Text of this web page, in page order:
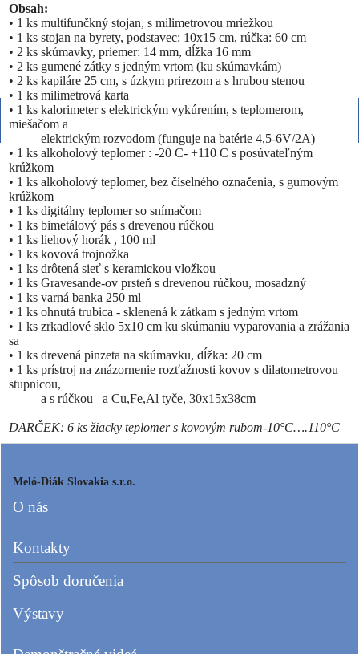
Obsah:
• 1 ks multifunčkný stojan, s milimetrovou mriežkou
• 1 ks stojan na byrety, podstavec: 10x15 cm, rúčka: 60 cm
• 2 ks skúmavky, priemer: 14 mm, dĺžka 16 mm
• 2 ks gumené zátky s jedným vrtom (ku skúmavkám)
• 2 ks kapiláre 25 cm, s úzkym prirezom a s hrubou stenou
• 1 ks milimetrová karta
• 1 ks kalorimeter s elektrickým vykúrením, s teplomerom,
miešačom a
elektrickým rozvodom (funguje na batérie 4,5-6V/2A)
• 1 ks alkoholový teplomer : -20 C- +110 C s posúvateľným
krúžkom
• 1 ks alkoholový teplomer, bez číselného označenia, s gumovým
krúžkom
• 1 ks digitálny teplomer so snímačom
• 1 ks bimetálový pás s drevenou rúčkou
• 1 ks liehový horák , 100 ml
• 1 ks kovová trojnožka
• 1 ks drôtená sieť s keramickou vložkou
• 1 ks Gravesande-ov prsteň s drevenou rúčkou, mosadzný
• 1 ks varná banka 250 ml
• 1 ks ohnutá trubica - sklenená k zátkam s jedným vrtom
• 1 ks zrkadlové sklo 5x10 cm ku skúmaniu vyparovania a zrážania
sa
• 1 ks drevená pinzeta na skúmavku, dĺžka: 20 cm
• 1 ks prístroj na znázornenie rozťažnosti kovov s dilatometrovou
stupnicou,
a s rúčkou– a Cu,Fe,Al tyče, 30x15x38cm
DARČEK: 6 ks žiacky teplomer s kovovým rubom-10°C….110°C
Meló-Diák Slovakia s.r.o.
O nás
Kontakty
Spôsob doručenia
Výstavy